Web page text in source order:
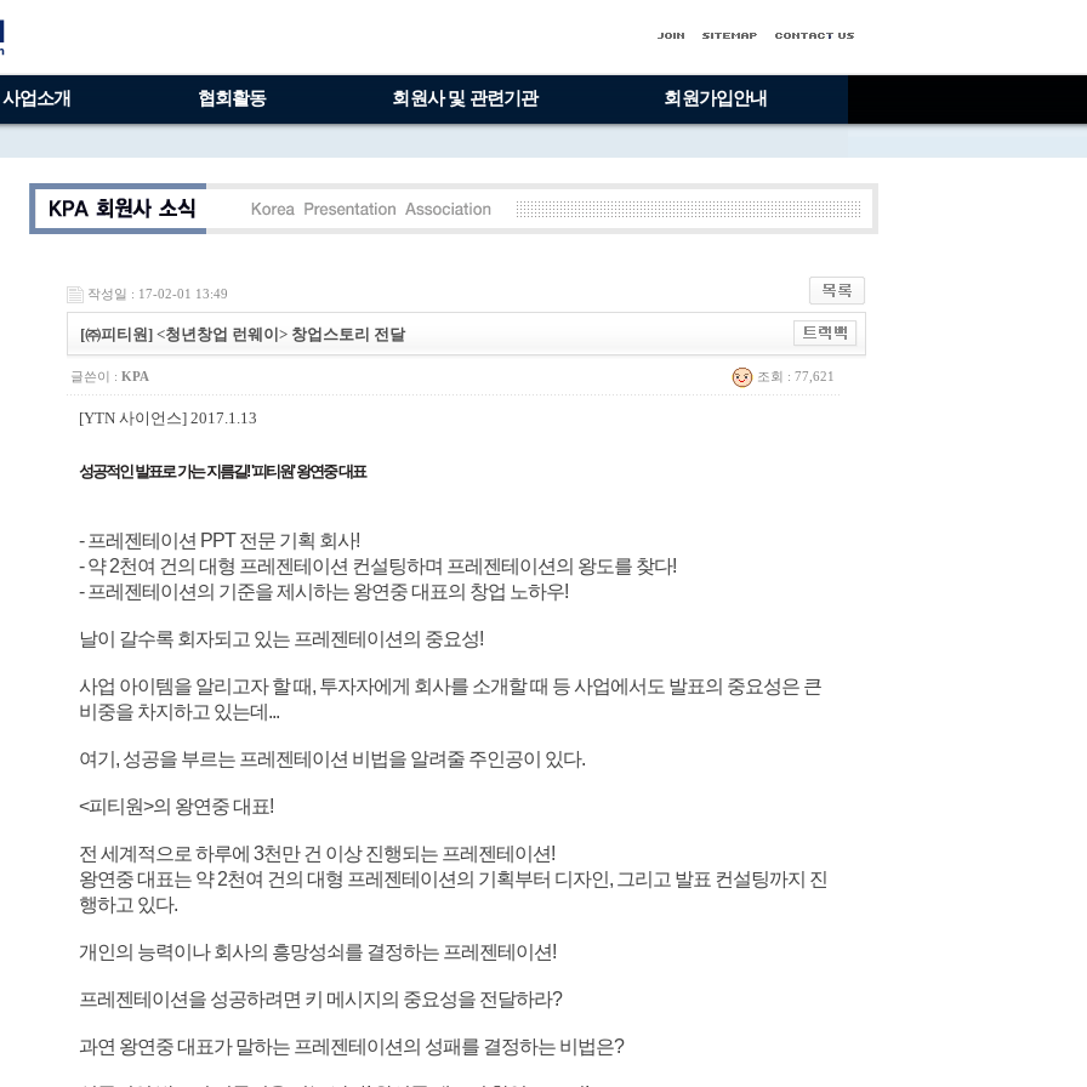
사업소개 협회활동 회원사 및 관련기관 회원가입안내
작성일 : 17-02-01 13:49
[㈜피티원] <청년창업 런웨이> 창업스토리 전달
글쓴이 : KPA 조회 : 77,621
[YTN 사이언스] 2017.1.13
성공적인 발표로 가는 지름길! '피티원' 왕연중 대표
- 프레젠테이션 PPT 전문 기획 회사!
- 약 2천여 건의 대형 프레젠테이션 컨설팅하며 프레젠테이션의 왕도를 찾다!
- 프레젠테이션의 기준을 제시하는 왕연중 대표의 창업 노하우!
날이 갈수록 회자되고 있는 프레젠테이션의 중요성!
사업 아이템을 알리고자 할 때, 투자자에게 회사를 소개할 때 등 사업에서도 발표의 중요성은 큰
비중을 차지하고 있는데...
여기, 성공을 부르는 프레젠테이션 비법을 알려줄 주인공이 있다.
<피티원>의 왕연중 대표!
전 세계적으로 하루에 3천만 건 이상 진행되는 프레젠테이션!
왕연중 대표는 약 2천여 건의 대형 프레젠테이션의 기획부터 디자인, 그리고 발표 컨설팅까지 진
행하고 있다.
개인의 능력이나 회사의 흥망성쇠를 결정하는 프레젠테이션!
프레젠테이션을 성공하려면 키 메시지의 중요성을 전달하라?
과연 왕연중 대표가 말하는 프레젠테이션의 성패를 결정하는 비법은?